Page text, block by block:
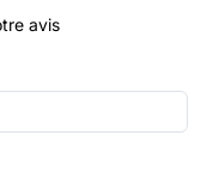
avis